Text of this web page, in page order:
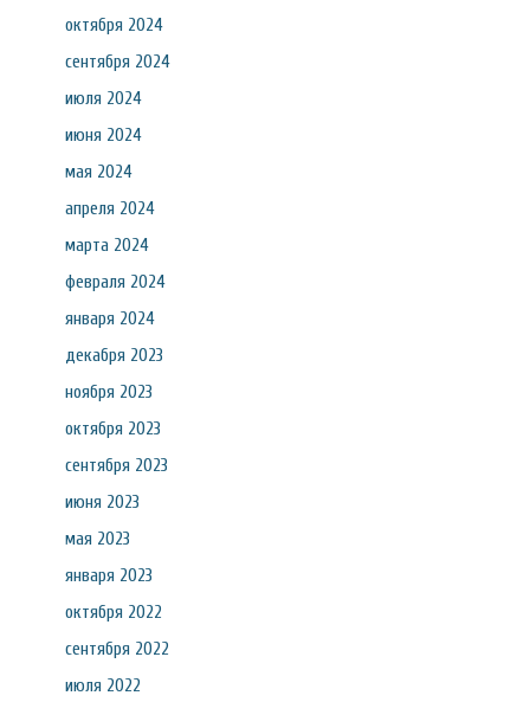
октября 2024
сентября 2024
июля 2024
июня 2024
мая 2024
апреля 2024
марта 2024
февраля 2024
января 2024
декабря 2023
ноября 2023
октября 2023
сентября 2023
июня 2023
мая 2023
января 2023
октября 2022
сентября 2022
июля 2022